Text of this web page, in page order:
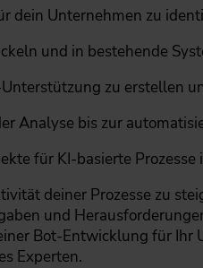
dein Unternehmen zu
und in bestehende
zu erstellen
Analyse bis zur
für KI-basierte
deiner Prozesse zu
und
Bot-Entwicklung für
Experten.